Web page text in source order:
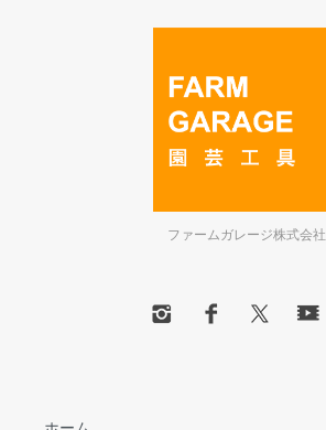
ファームガレージ株式会社